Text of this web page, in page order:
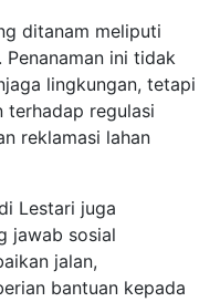
ditanam meliputi
ini tidak
lingkungan, tetapi
terhadap regulasi
reklamasi lahan
Lestari juga
jawab sosial
jalan,
bantuan kepada